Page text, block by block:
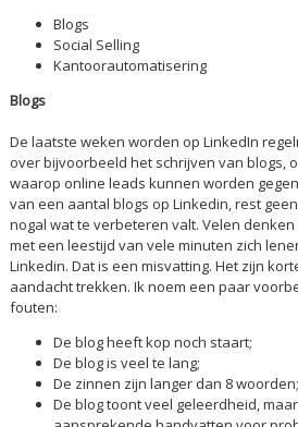
Blogs
Social Selling
Kantoorautomatisering
Blogs
De laatste weken worden op LinkedIn
over bijvoorbeeld het schrijven van blogs,
waarop online leads kunnen worden
van een aantal blogs op Linkedin, rest
nogal wat te verbeteren valt. Velen
met een leestijd van vele minuten zich
Linkedin. Dat is een misvatting. Het zijn
aandacht trekken. Ik noem een paar
fouten:
De blog heeft kop noch staart;
De blog is veel te lang;
De zinnen zijn langer dan 8 woorden;
De blog toont veel geleerdheid,